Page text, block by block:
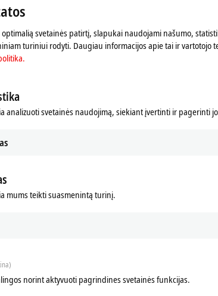
privatumo nuostatas; šio proceso
čia mūsųPrivatumo politika.
2022
svetainės patirtį, slapukai naudojami našumo,
turiniui rodyti. Daugiau informacijos apie tai ir vartotojo
analizuoti svetainės naudojimą, siekiant įvertinti ir pagerinti
mums teikti suasmenintą turinį.
norint aktyvuoti pagrindines svetainės funkcijas.